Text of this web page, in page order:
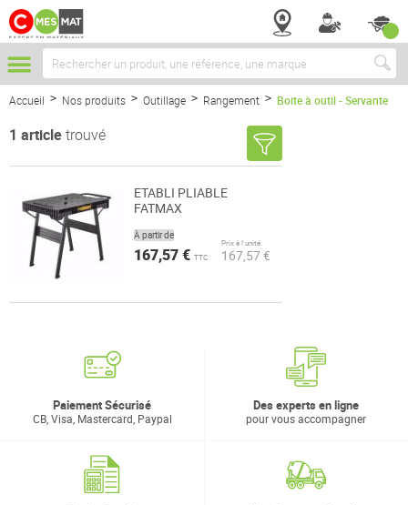
Chercher
Accueil Nos produits Outillage Rangement Boite à outil - Servante
1 articletrouvé
ETABLI PLIABLE
FATMAX
À partir de
167,57 € TTC
Prix à l’unité
167,57 €
Paiement Sécurisé
CB, Visa, Mastercard, Paypal
Des experts en ligne
pour vous accompagner